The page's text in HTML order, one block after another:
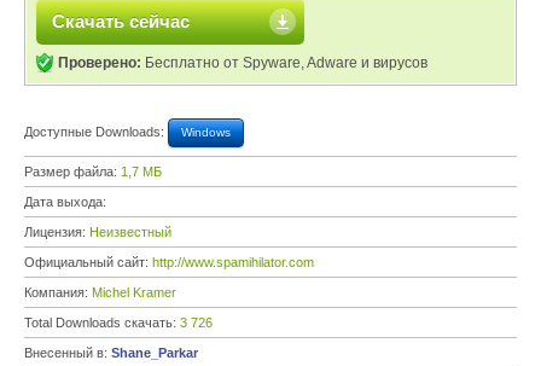
Скачать сейчас
Проверено: Бесплатно от Spyware, Adware и вирусов
Доступные Downloads: Windows
Размер файла: 1,7 МБ
Дата выхода:
Лицензия: Неизвестный
Официальный сайт: http://www.spamihilator.com
Компания: Michel Kramer
Total Downloads скачать: 3 726
Внесенный в: Shane_Parkar